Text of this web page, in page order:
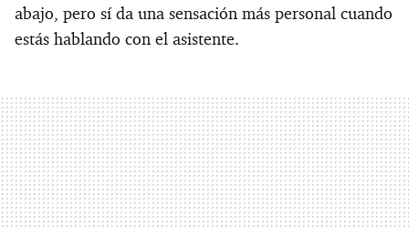
abajo, pero sí da una sensación más personal cuando
estás hablando con el asistente.